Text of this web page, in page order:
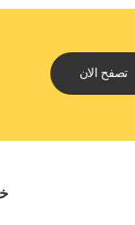
تصفح الان